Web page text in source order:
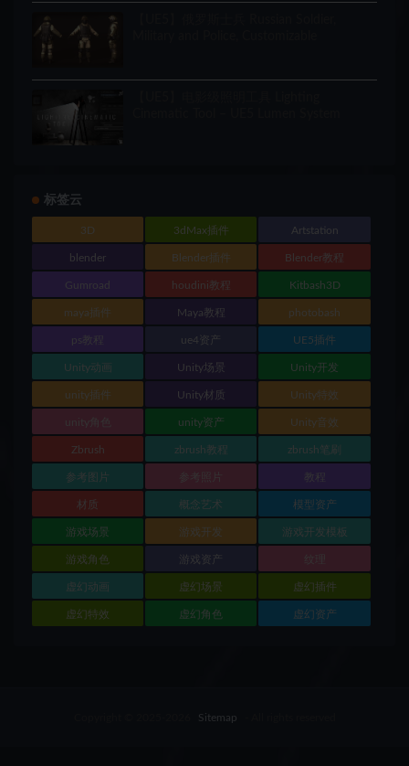
标签云
3D 3dMax插件 Artstation
blender Blender插件 Blender教程
Gumroad houdini教程 Kitbash3D
maya插件 Maya教程 photobash
ps教程 ue4资产 UE5插件
Unity动画 Unity场景 Unity开发
unity插件 Unity材质 Unity特效
unity角色 unity资产 Unity音效
Zbrush zbrush教程 zbrush笔刷
参考图片 参考照片 教程
材质 概念艺术 模型资产
游戏场景 游戏开发 游戏开发模板
游戏角色 游戏资产 纹理
虚幻动画 虚幻场景 虚幻插件
虚幻特效 虚幻角色 虚幻资产
Sitemap